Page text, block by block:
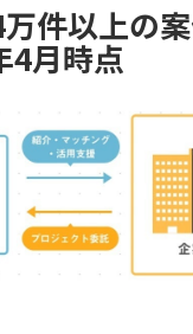
件以上の
月時点